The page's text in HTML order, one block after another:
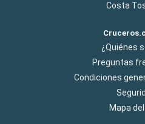
Costa
¿Quiénes
Preguntas
Condiciones
Mapa